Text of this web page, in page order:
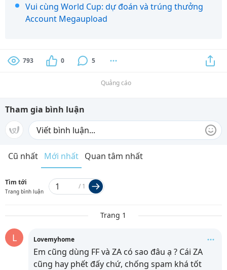
Vui cùng World Cup: dự đoán và trúng thưởng
Account Megaupload
793 0 5
Quảng cáo
Tham gia bình luận
Cũ nhất Mới nhất Quan tâm nhất
Tìm tới
Trang bình luận
/ 1
Trang 1
L Lovemyhome
Em cũng dùng FF và ZA có sao đâu ạ ? Cái ZA
cũng hay phết đấy chứ, chống spam khá tốt